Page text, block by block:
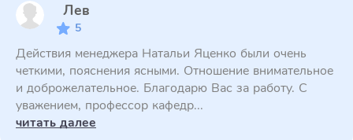
Лев
5
Действия менеджера Натальи Яценко были очень
четкими, пояснения ясными. Отношение внимательное
и доброжелательное. Благодарю Вас за работу. С
уважением, профессор кафедр...
читать далее